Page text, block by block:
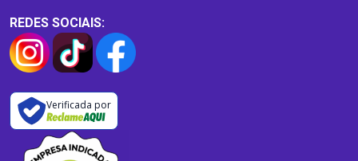
REDES SOCIAIS:
Verificada por